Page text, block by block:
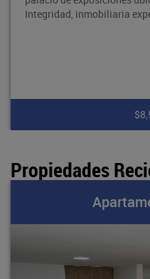
Integridad, inmobiliaria experta
Propiedades